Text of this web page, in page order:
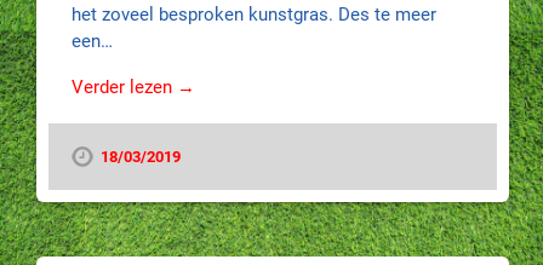
het zoveel besproken kunstgras. Des te meer
een…
Verder lezen →
18/03/2019